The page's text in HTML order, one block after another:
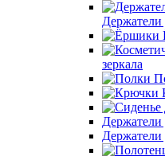
Держатели
зеркала
Держатели